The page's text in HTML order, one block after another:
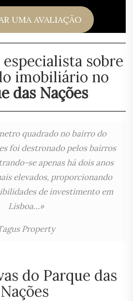
UMA AVALIAÇÃO
sobre
imobiliário no
das Nações
quadrado no bairro do
foi destronado pelos bairros
se apenas há dois anos
elevados, proporcionando
de investimento em
Lisboa…»
Property
do Parque das
Nações